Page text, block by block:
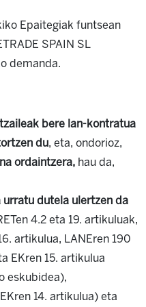
Epaitegiak funtsean
SPAIN SL
demanda.
bere lan-kontratua
du, eta, ondorioz,
ordaintzera, hau da,
urratu dutela ulertzen da
4.2 eta 19. artikuluak,
artikulua, LANEren 190
EKren 15. artikulua
eskubidea),
14. artikulua) eta